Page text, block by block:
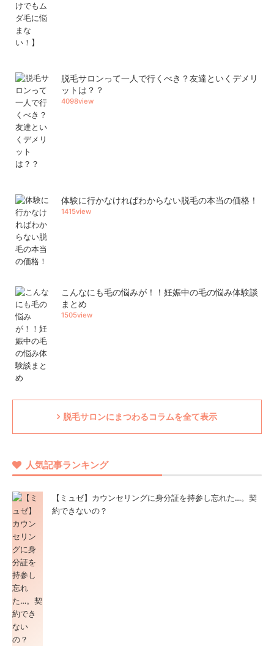
脱毛サロンって一人で行くべき？友達といくデメリ
ットは？？
4098view
体験に行かなければわからない脱毛の本当の価格！
1415view
こんなにも毛の悩みが！！妊娠中の毛の悩み体験談
まとめ
1505view
脱毛サロンにまつわるコラムを全て表示
人気記事ランキング
【ミュゼ】カウンセリングに身分証を持参し忘れた…。契
約できないの？